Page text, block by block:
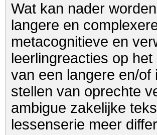
Wat kan nader
langere en
metacognitieve en
leerlingreacties op
van een langere en/
stellen van oprechte
ambigue zakelijke
lessenserie meer